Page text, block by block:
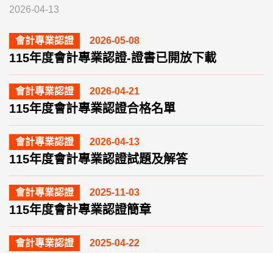
2026-04-13
會計專業認證 2026-05-08
115年度會計專業認證-證書已開放下載
會計專業認證 2026-04-21
115年度會計專業認證合格名單
會計專業認證 2026-04-13
115年度會計專業認證試題及解答
會計專業認證 2025-11-03
115年度會計專業認證簡章
會計專業認證 2025-04-22